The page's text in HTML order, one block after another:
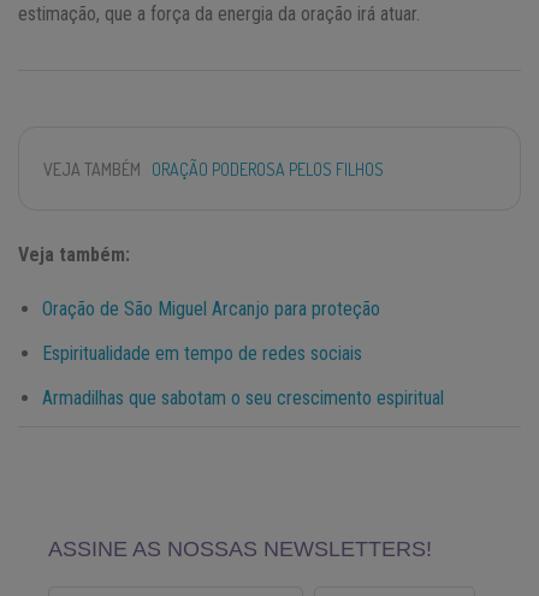
estimação, que a força da energia da oração irá atuar.
VEJA TAMBÉM ORAÇÃO PODEROSA PELOS FILHOS
Veja também:
Oração de São Miguel Arcanjo para proteção
Espiritualidade em tempo de redes sociais
Armadilhas que sabotam o seu crescimento espiritual